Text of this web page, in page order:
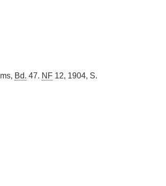
Bd. 47. NF12, 1904, S.